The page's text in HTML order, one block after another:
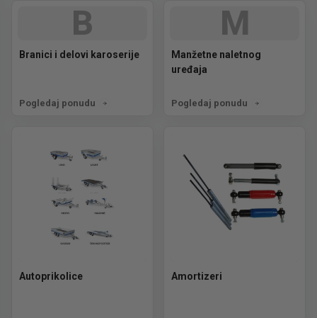
B
Branici i delovi karoserije
Pogledaj ponudu
M
Manžetne naletnog
uređaja
Pogledaj ponudu
Autoprikolice Amortizeri